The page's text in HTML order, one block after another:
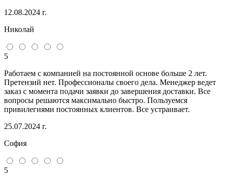
12.08.2024 г.
Николай
5
Работаем с компанией на постоянной основе больше 2 лет.
Претензий нет. Профессионалы своего дела. Менеджер ведет
заказ с момента подачи заявки до завершения доставки. Все
вопросы решаются максимально быстро. Пользуемся
привилегиями постоянных клиентов. Все устраивает.
25.07.2024 г.
София
5